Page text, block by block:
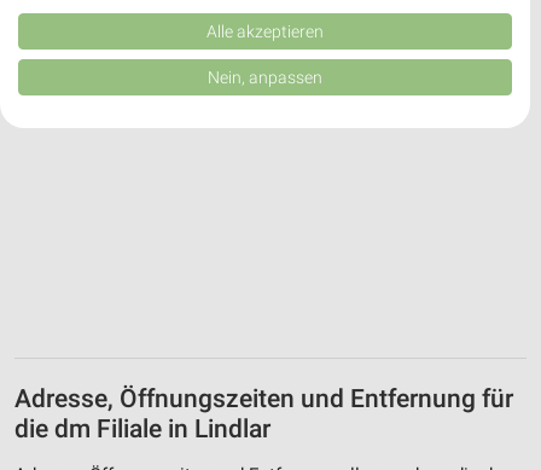
Adresse, Öffnungszeiten und Entfernung für
die dm Filiale in Lindlar
Kombinationen von Daten aus verschiedenen Quellen. Entwicklung und
Verbesserung der Angebote. Verwendung reduzierter Daten zur Auswahl
von Inhalten.
Daten können außerhalb der Europäischen Union weitergegeben und in die
Website/App.
Erstellung von Profilen für personalisierte
Werbung
Alle akzeptieren
Nein, anpassen